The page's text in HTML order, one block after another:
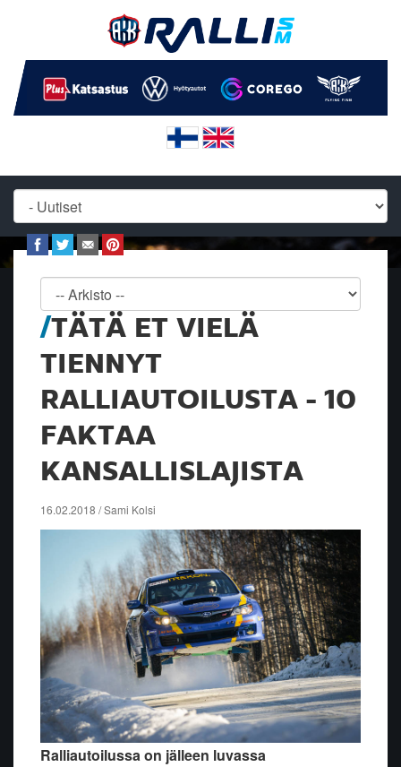
TÄTÄ ET VIELÄ
TIENNYT
RALLIAUTOILUSTA - 10
FAKTAA
KANSALLISLAJISTA
16.02.2018 / Sami Kolsi
Ralliautoilussa on jälleen luvassa